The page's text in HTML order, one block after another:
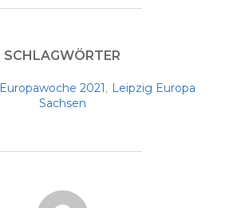
SCHLAGWÖRTER
Europawoche 2021, Leipzig Europa
Sachsen
BEITRAGSAUTOR